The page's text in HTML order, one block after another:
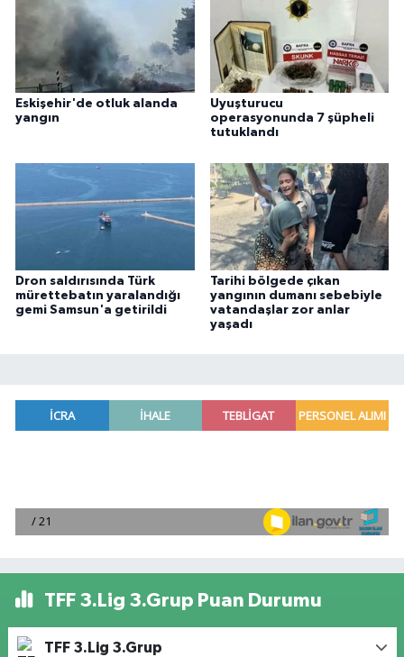
Eskişehir'de otluk alanda
yangın
Uyuşturucu
operasyonunda 7 şüpheli
tutuklandı
Dron saldırısında Türk
mürettebatın yaralandığı
gemi Samsun'a getirildi
Tarihi bölgede çıkan
yangının dumanı sebebiyle
vatandaşlar zor anlar
yaşadı
TFF 3.Lig 3.Grup Puan Durumu
TFF 3.Lig 3.Grup